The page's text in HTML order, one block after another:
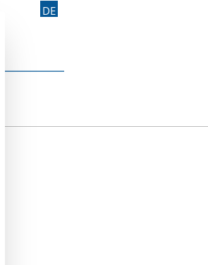
DE
Button wird der Dialog geschlossen. Seine
Einwilligung erteilt werden kann.